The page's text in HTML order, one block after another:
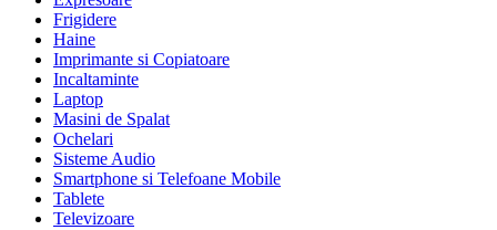
Frigidere
Haine
Imprimante si Copiatoare
Incaltaminte
Laptop
Masini de Spalat
Ochelari
Sisteme Audio
Smartphone si Telefoane Mobile
Tablete
Televizoare